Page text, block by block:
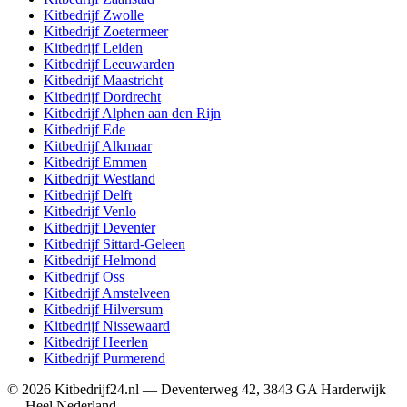
Kitbedrijf Zwolle
Kitbedrijf Zoetermeer
KitbedrijfLeiden
KitbedrijfLeeuwarden
KitbedrijfMaastricht
KitbedrijfDordrecht
KitbedrijfAlphen aan den Rijn
KitbedrijfEde
KitbedrijfAlkmaar
KitbedrijfEmmen
KitbedrijfWestland
KitbedrijfDelft
KitbedrijfVenlo
KitbedrijfDeventer
Kitbedrijf Sittard-Geleen
KitbedrijfHelmond
KitbedrijfOss
KitbedrijfAmstelveen
KitbedrijfHilversum
KitbedrijfNissewaard
KitbedrijfHeerlen
KitbedrijfPurmerend
© 2026 Kitbedrijf24.nl — Deventerweg 42, 3843 GA Harderwijk